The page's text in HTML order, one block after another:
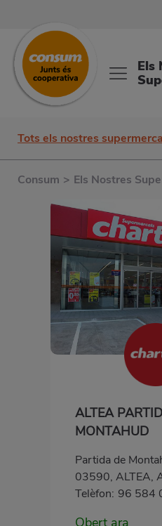
Els
Tots els nostres
Consum > Els Nostres
ALTEA
MONTAHUD
Partida de
03590, ALTEA,
Telèfon: 96 584